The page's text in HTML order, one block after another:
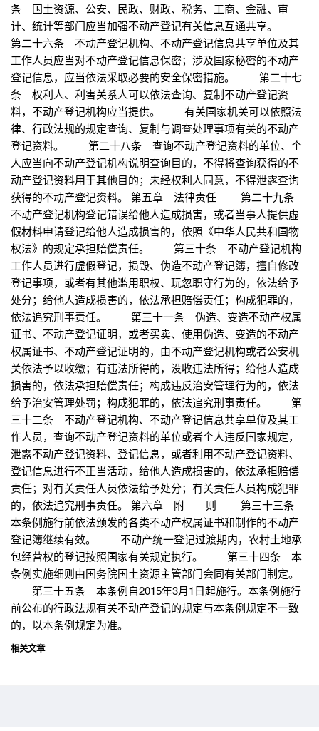
条 国土资源、公安、民政、财政、税务、工商、金融、审
计、统计等部门应当加强不动产登记有关信息互通共享。
第二十六条 不动产登记机构、不动产登记信息共享单位及其
工作人员应当对不动产登记信息保密；涉及国家秘密的不动产
登记信息，应当依法采取必要的安全保密措施。 第二十七
条 权利人、利害关系人可以依法查询、复制不动产登记资
料，不动产登记机构应当提供。 有关国家机关可以依照法
律、行政法规的规定查询、复制与调查处理事项有关的不动产
登记资料。 第二十八条 查询不动产登记资料的单位、个
人应当向不动产登记机构说明查询目的，不得将查询获得的不
动产登记资料用于其他目的；未经权利人同意，不得泄露查询
获得的不动产登记资料。 第五章 法律责任 第二十九条
不动产登记机构登记错误给他人造成损害，或者当事人提供虚
假材料申请登记给他人造成损害的，依照《中华人民共和国物
权法》的规定承担赔偿责任。 第三十条 不动产登记机构
工作人员进行虚假登记，损毁、伪造不动产登记簿，擅自修改
登记事项，或者有其他滥用职权、玩忽职守行为的，依法给予
处分；给他人造成损害的，依法承担赔偿责任；构成犯罪的，
依法追究刑事责任。 第三十一条 伪造、变造不动产权属
证书、不动产登记证明，或者买卖、使用伪造、变造的不动产
权属证书、不动产登记证明的，由不动产登记机构或者公安机
关依法予以收缴；有违法所得的，没收违法所得；给他人造成
损害的，依法承担赔偿责任；构成违反治安管理行为的，依法
给予治安管理处罚；构成犯罪的，依法追究刑事责任。 第
三十二条 不动产登记机构、不动产登记信息共享单位及其工
作人员，查询不动产登记资料的单位或者个人违反国家规定，
泄露不动产登记资料、登记信息，或者利用不动产登记资料、
登记信息进行不正当活动，给他人造成损害的，依法承担赔偿
责任；对有关责任人员依法给予处分；有关责任人员构成犯罪
的，依法追究刑事责任。 第六章 附 则 第三十三条
本条例施行前依法颁发的各类不动产权属证书和制作的不动产
登记簿继续有效。 不动产统一登记过渡期内，农村土地承
包经营权的登记按照国家有关规定执行。 第三十四条 本
条例实施细则由国务院国土资源主管部门会同有关部门制定。
第三十五条 本条例自2015年3月1日起施行。本条例施行
前公布的行政法规有关不动产登记的规定与本条例规定不一致
的，以本条例规定为准。
相关文章